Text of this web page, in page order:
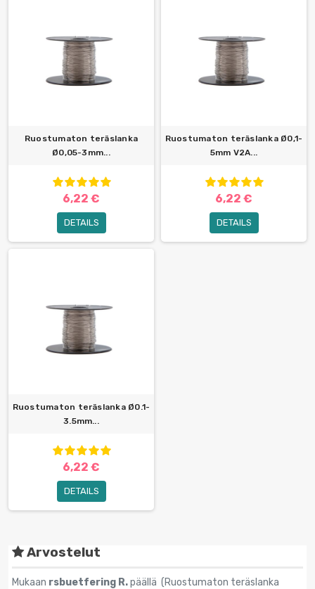
Ruostumaton teräslanka
Ø0,05-3mm...
6,22 €
DETAILS
Ruostumaton teräslanka Ø0,1-
5mm V2A...
6,22 €
DETAILS
Ruostumaton teräslanka Ø0.1-
3.5mm...
6,22 €
DETAILS
Arvostelut
Mukaan rsbuetfering R.päällä (Ruostumaton teräslanka